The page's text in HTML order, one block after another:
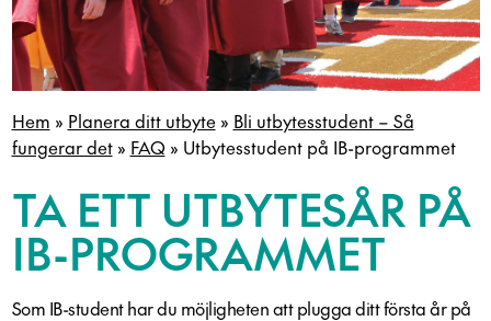
Bli
värdfamilj
Hem » Planera ditt utbyte» Bli utbytesstudent – Så
fungerar det» FAQ » Utbytesstudent på IB-programmet
TA ETT UTBYTESÅR PÅ
IB-PROGRAMMET
Som IB-student har du möjligheten att plugga ditt första år på